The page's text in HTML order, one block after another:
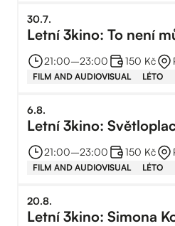
30.7.
Letní 3kino: To není
21:00–⁠23:00 150 Kč
FILM AND AUDIOVISUAL LÉTO
6.8.
Letní 3kino:
21:00–⁠23:00 150 Kč
FILM AND AUDIOVISUAL LÉTO
20.8.
Letní 3kino: Simona